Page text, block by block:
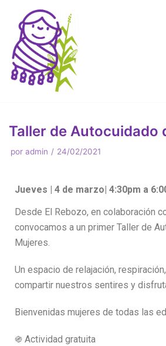
Saltar
al
contenido
Taller de Autocuidado
por admin 24/02/2021
Jueves | 4 de marzo| 4:30pm a
Desde El Rebozo, en colaboración
convocamos a un primer Taller de
Mujeres.
Un espacio de relajación,
compartir nuestros sentires y
Bienvenidas mujeres de todas las
֍ Actividad gratuita